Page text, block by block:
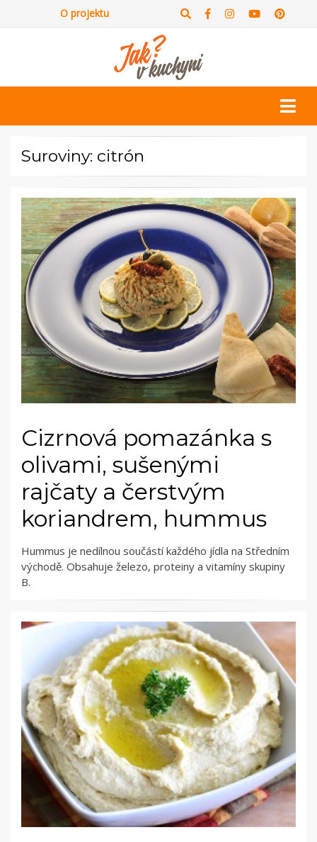
O projektu
Suroviny: citrón
Cizrnová pomazánka s
olivami, sušenými
rajčaty a čerstvým
koriandrem, hummus
Hummus je nedílnou součástí každého jídla na Středním
východě. Obsahuje železo, proteiny a vitamíny skupiny
B.